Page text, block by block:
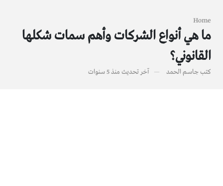
Home
ما هي أنواع الشركات وأهم سمات شكلها
القانوني؟
كتبجاسم الحمد آخر تحديث منذ 5 سنوات